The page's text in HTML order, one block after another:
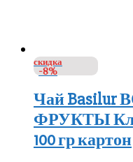
скидка
-8%
Чай
ФРУКТЫ
100 гр картон